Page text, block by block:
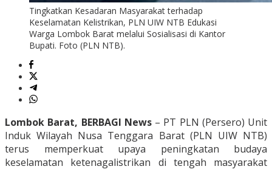
Tingkatkan Kesadaran Masyarakat terhadap
Keselamatan Kelistrikan, PLN UIW NTB Edukasi
Warga Lombok Barat melalui Sosialisasi di Kantor
Bupati. Foto (PLN NTB).
Lombok Barat, BERBAGI News – PT PLN (Persero) Unit
Induk Wilayah Nusa Tenggara Barat (PLN UIW NTB)
terus memperkuat upaya peningkatan budaya
keselamatan ketenagalistrikan di tengah masyarakat